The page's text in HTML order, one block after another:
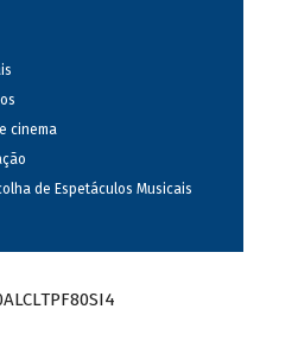
cinema
de Espetáculos Musicais